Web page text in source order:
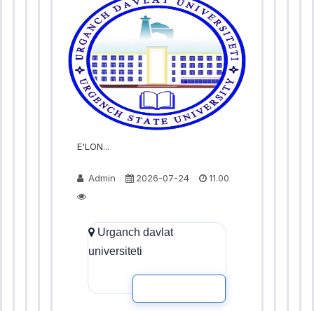
E'LON...
Admin 2026-07-24 11.00
Urganch davlat
universiteti